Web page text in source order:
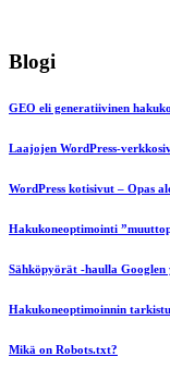
Blogi
GEO eli generatiivinen
Laajojen WordPress-
WordPress kotisivut – Opas
Hakukoneoptimointi
Sähköpyörät -haulla
Hakukoneoptimoinnin
Mikä on Robots.txt?